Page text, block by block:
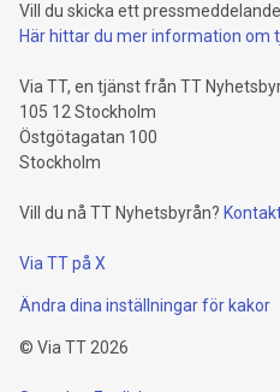
Vill du skicka ett
Här hittar du mer information om
Via TT, en tjänst från TT
105 12 Stockholm
Östgötagatan 100
Stockholm
Vill du nå TT Nyhetsbyrån?
Via TT på X
Ändra dina inställningar för kakor
© Via TT2026